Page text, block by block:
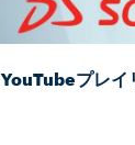
YouTubeプレ